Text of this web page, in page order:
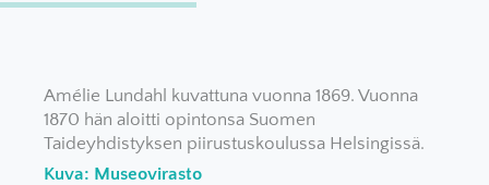
Amélie Lundahl kuvattuna vuonna 1869. Vuonna
1870 hän aloitti opintonsa Suomen
Taideyhdistyksen piirustuskoulussa Helsingissä.
Kuva: Museovirasto